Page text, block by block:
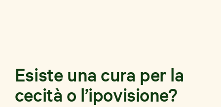
Esiste una cura per la
cecità o l’ipovisione?